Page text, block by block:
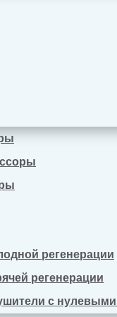
регенерации
регенерации
с